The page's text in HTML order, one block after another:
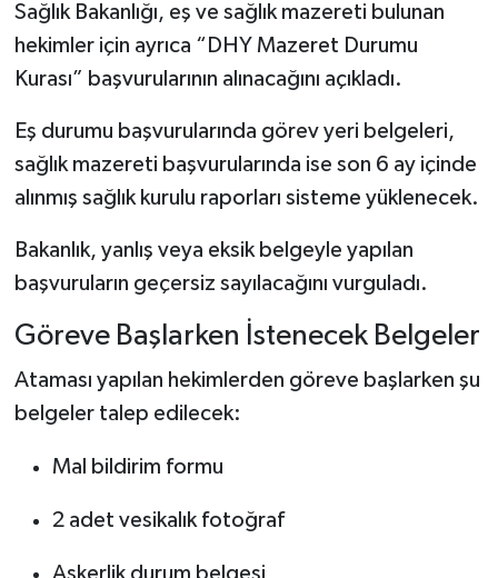
Sağlık Bakanlığı, eş ve sağlık mazereti bulunan
hekimler için ayrıca “DHY Mazeret Durumu
Kurası” başvurularının alınacağını açıkladı.
Eş durumu başvurularında görev yeri belgeleri,
sağlık mazereti başvurularında ise son 6 ay içinde
alınmış sağlık kurulu raporları sisteme yüklenecek.
Bakanlık, yanlış veya eksik belgeyle yapılan
başvuruların geçersiz sayılacağını vurguladı.
Göreve Başlarken İstenecek Belgeler
Ataması yapılan hekimlerden göreve başlarken şu
belgeler talep edilecek:
Mal bildirim formu
2 adet vesikalık fotoğraf
Askerlik durum belgesi